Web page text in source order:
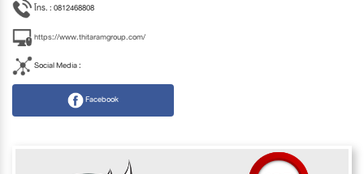
โทร. : 0812468808
https://www.thitaramgroup.com/
Social Media :
Facebook